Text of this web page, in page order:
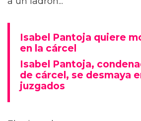
Isabel Pantoja quiere
en la cárcel
Isabel Pantoja,
de cárcel, se desmaya
juzgados